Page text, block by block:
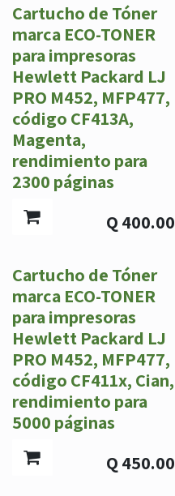
Cartucho de Tóner
marca ECO-TONER
para impresoras
Hewlett Packard LJ
PRO M452, MFP477,
código CF413A,
Magenta,
rendimiento para
2300 páginas
Q 400.00
Cartucho de Tóner
marca ECO-TONER
para impresoras
Hewlett Packard LJ
PRO M452, MFP477,
código CF411x, Cian,
rendimiento para
5000 páginas
Q 450.00